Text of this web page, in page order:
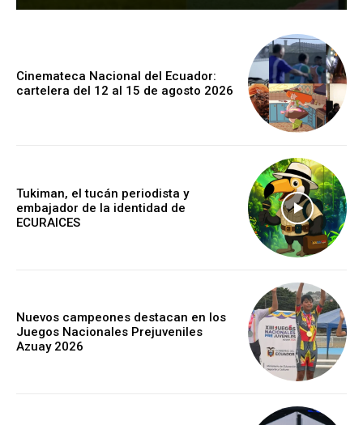
Cinemateca Nacional del Ecuador:
cartelera del 12 al 15 de agosto 2026
Tukiman, el tucán periodista y
embajador de la identidad de
ECURAICES
Nuevos campeones destacan en los
Juegos Nacionales Prejuveniles
Azuay 2026